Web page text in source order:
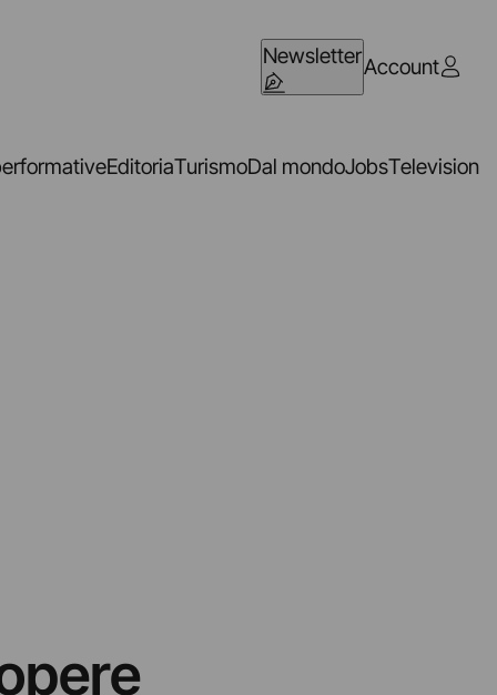
NewsletterAccount
EditoriaTurismoDal mondoJobsTelevision